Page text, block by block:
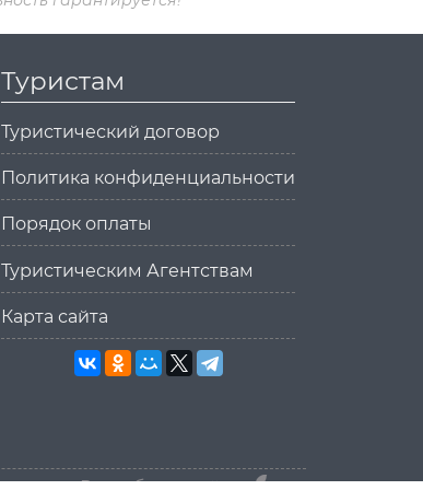
Туристам
Туристический договор
Политика конфиденциальности
Порядок оплаты
Туристическим Агентствам
Карта сайта